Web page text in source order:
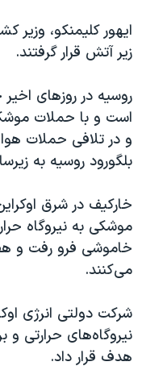
چهل سال گروگان‌گیری
قانون شفافیت دارائی
اعتراضات مردمی آبان ۹۸
اسرائیل در جنگ
نرگس محمدی برنده
صفحه‌های ویژه
سفر پرزیدنت ترامپ به
ایهور کلیمنکو، وزیر
زیر آتش قرار گرفتند.
روسیه در روزهای
است و با حملات
و در تلافی حملات
بلگورود روسیه به
خارکیف در شرق
موشکی به نیروگاه
خاموشی فرو رفت و
می‌کنند.
شرکت دولتی انرژی
نیروگاه‌های حرارتی و
هدف قرار داد.